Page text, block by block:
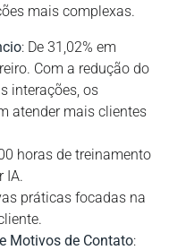
mais complexas.
: De 31,02% em
Com a redução do
interações, os
atender mais clientes
horas de treinamento
IA.
práticas focadas na
Motivos de Contato: